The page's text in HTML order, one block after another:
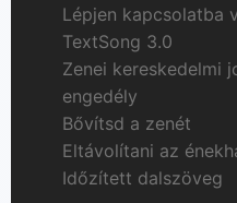
Lépjen kapcsolatba
TextSong 3.0
Zenei kereskedelmi
engedély
Bővítsd a zenét
Eltávolítani az
Időzített dalszöveg